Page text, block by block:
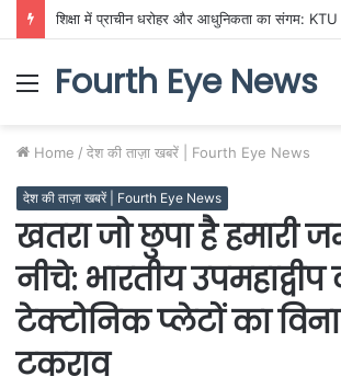
Menu
Fourth Eye News
Home / देश की ताज़ा खबरें | Fourth Eye News
देश की ताज़ा खबरें | Fourth Eye News
खतरा जो छुपा है हमारी
नीचे: भारतीय उपमहाद्वीप
टेक्टोनिक प्लेटों का
टकराव